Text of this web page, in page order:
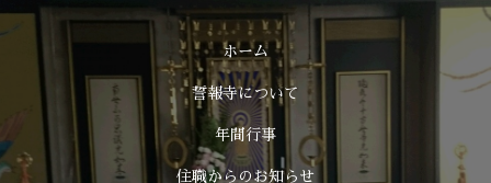
ホーム
誓報寺について
年間行事
住職からのお知らせ